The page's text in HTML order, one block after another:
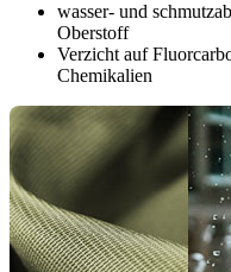
wasser- und
Oberstoff
Verzicht auf
Chemikalien